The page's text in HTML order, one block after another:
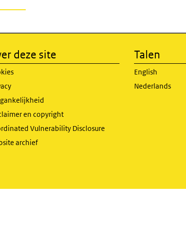
deze site
en copyright
Vulnerability Disclosure
archief
Talen
English
Nederlands